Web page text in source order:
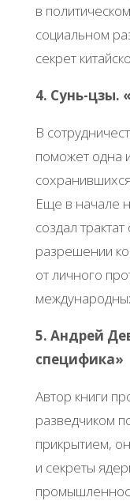
в
социальном
секрет
4. Сунь-цзы.
В
поможет одна
Еще в начале
создал
разрешении
от личного
5. Андрей
специфика»
Автор книги
разведчиком
прикрытием,
и секреты